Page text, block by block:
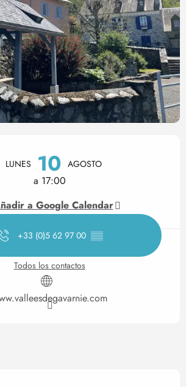
y datos de
LUNES 10 AGOSTO
a 17:00
a Google Calendar
+33 (0)5 62 97 00 ▒▒
Todos los contactos